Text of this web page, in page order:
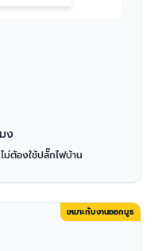
ง
ม่ต้องใช้ปลั๊กไฟบ้าน
เหมาะกับงานออกบูธ